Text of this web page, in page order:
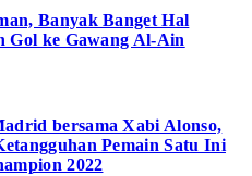
Banyak Banget Hal
Gol ke Gawang Al-Ain
bersama Xabi Alonso,
Pemain Satu Ini
2022